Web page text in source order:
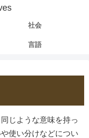
社会
言語
じような意味を持っ
使い分けなどについ